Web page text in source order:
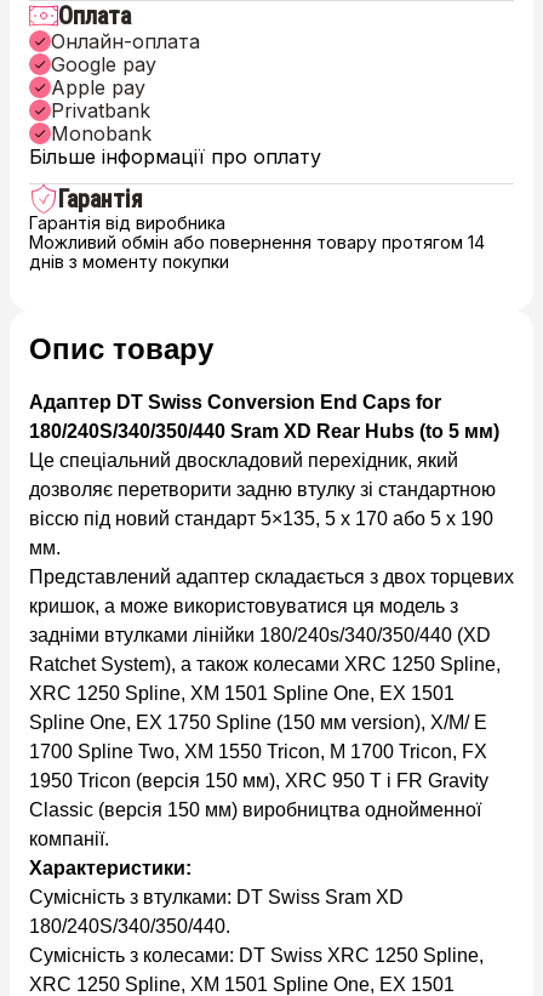
Оплата
Онлайн-оплата
Google pay
Apple pay
Privatbank
Monobank
Більше інформації про оплату
Гарантія
Гарантія від виробника
Можливий обмін або повернення товару протягом 14
днів з моменту покупки
Опис товару
Адаптер DT Swiss Conversion End Caps for
180/240S/340/350/440 Sram XD Rear Hubs (to 5 мм)
Це спеціальний двоскладовий перехідник, який
дозволяє перетворити задню втулку зі стандартною
віссю під новий стандарт 5×135, 5 x 170 або 5 x 190
мм.
Представлений адаптер складається з двох торцевих
кришок, а може використовуватися ця модель з
задніми втулками лінійки 180/240s/340/350/440 (XD
Ratchet System), а також колесами XRC 1250 Spline,
XRC 1250 Spline, XM 1501 Spline One, EX 1501
Spline One, EX 1750 Spline (150 мм version), X/M/ E
1700 Spline Two, XM 1550 Tricon, M 1700 Tricon, FX
1950 Tricon (версія 150 мм), XRC 950 T і FR Gravity
Classic (версія 150 мм) виробництва однойменної
компанії.
Характеристики:
Сумісність з втулками: DT Swiss Sram XD
180/240S/340/350/440.
Сумісність з колесами: DT Swiss XRC 1250 Spline,
XRC 1250 Spline, XM 1501 Spline One, EX 1501